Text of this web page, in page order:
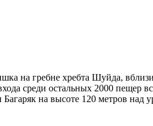
на гребне хребта Шуйда,
среди остальных 2000 пещер
на высоте 120 метров над